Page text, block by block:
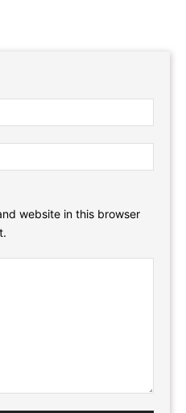
website in this browser